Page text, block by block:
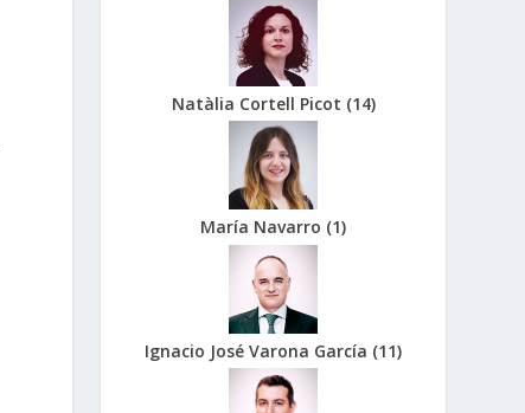
Natàlia Cortell Picot (14)
María Navarro (1)
Ignacio José Varona García (11)